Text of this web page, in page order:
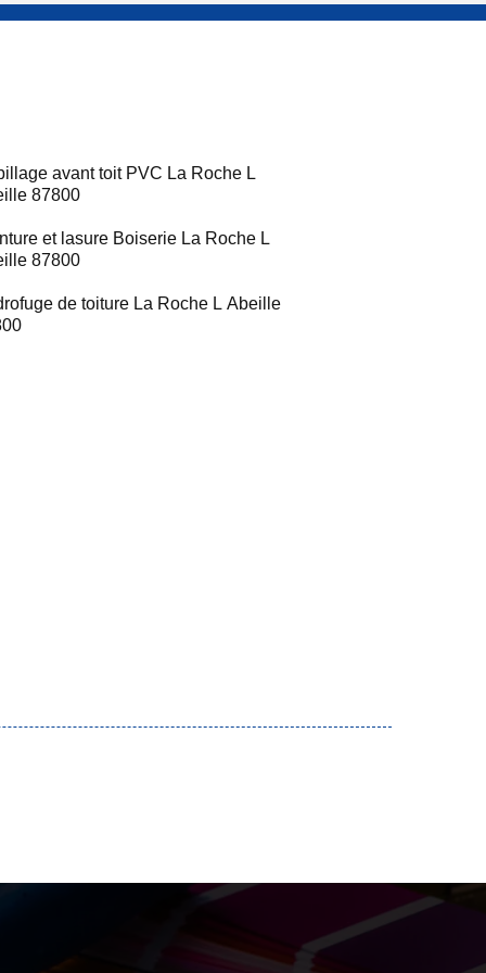
avant toit PVC La Roche L
87800
et lasure Boiserie La Roche L
87800
de toiture La Roche L Abeille